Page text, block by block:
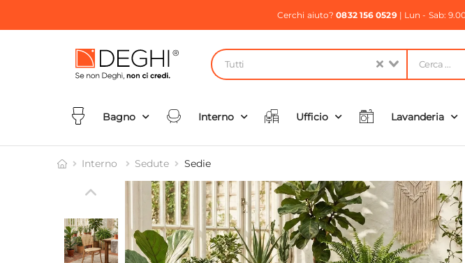
Cerchi aiuto?0832 156 0529| Lun - Sab:
Tutti
Bagno Interno Ufficio Lavanderia
Interno Sedute Sedie